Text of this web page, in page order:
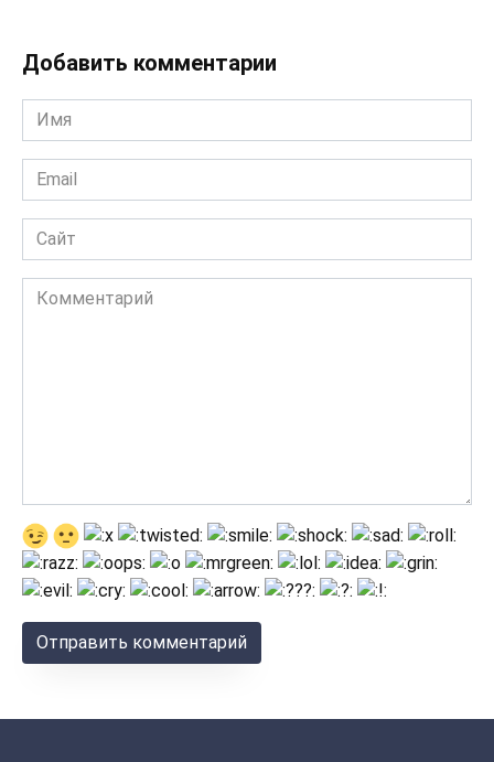
Добавить комментарии
Имя
*
Email
*
Сайт
Комментарий